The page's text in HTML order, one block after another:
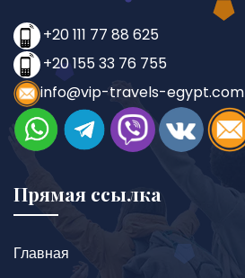
+20 111 77 88 625
+20 155 33 76 755
info@vip-travels-egypt.com
Прямая ссылка
Главная